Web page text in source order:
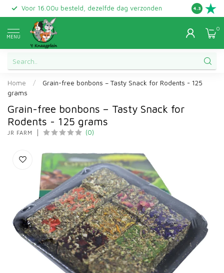
Voor 16.00u besteld, dezelfde dag verzonden Gratis
4.3
MENU
0
Home /
Grain-free bonbons – Tasty Snack for Rodents - 125
grams
Grain-free bonbons – Tasty Snack for
Rodents - 125 grams
JR FARM (0)